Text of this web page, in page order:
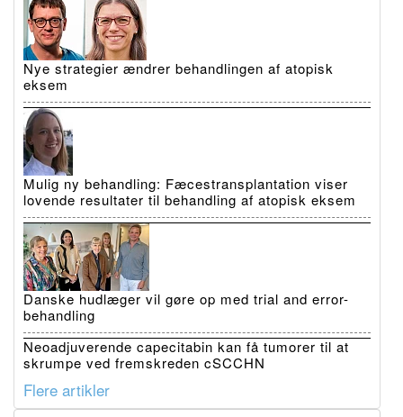
Nye strategier ændrer behandlingen af atopisk
eksem
Mulig ny behandling: Fæcestransplantation viser
lovende resultater til behandling af atopisk eksem
Danske hudlæger vil gøre op med trial and error-
behandling
Neoadjuverende capecitabin kan få tumorer til at
skrumpe ved fremskreden cSCCHN
Flere artikler